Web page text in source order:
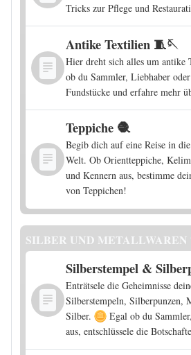
Tricks zur Pflege und
Antike Textilien 🧵🪡
Hier dreht sich alles um antike
ob du Sammler, Liebhaber
Fundstücke und erfahre mehr
Teppiche 🧶
Begib dich auf eine Reise in
Welt. Ob Orientteppiche,
und Kennern aus, bestimme
von Teppichen!
SILBER UND METALLWAREN
Silberstempel &
Enträtsele die Geheimnisse
Silberstempeln, Silberpunzen,
Silber.
Egal ob du
aus, entschlüssele die